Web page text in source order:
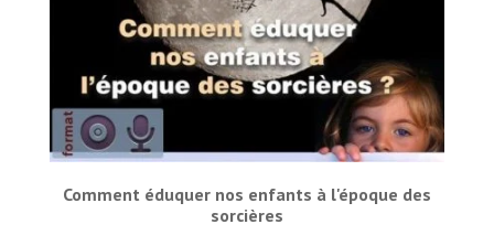
Comment éduquer nos enfants à l'époque des
sorcières